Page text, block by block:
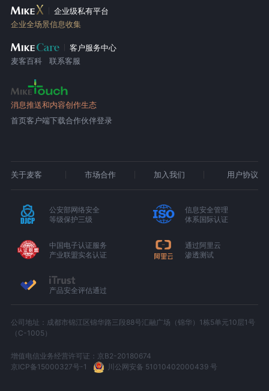
企业级私有平台
企业全场景信息收集
客户服务中心
麦客百科
联系客服
消息推送和内容创作生态
首页客户端下载合作伙伴登录
关于麦客 市场合作 加入我们 用户协议
公安部网络安全
等级保护三级
信息安全管理
体系国际认证
中国电子认证服务
产业联盟实名认证
通过阿里云
渗透测试
产品安全评估通过
公司地址：成都市锦江区锦华路三段88号汇融广场（锦华）1栋5单元10层1号
（C-1005）
增值电信业务经营许可证：京B2-20180674
京ICP备15000327号-1
川公网安备 51010402000439 号